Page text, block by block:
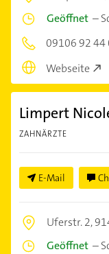
Geöffnet –
09106 92 44
Webseite
Limpert
ZAHNÄRZTE
E-Mail
Uferstr. 2,
Geöffnet –